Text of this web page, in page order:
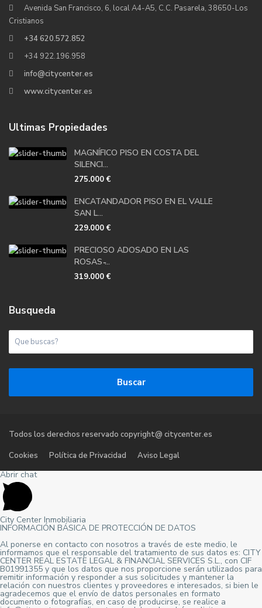
Avenida San Francisco, 6, local A4-A5, C.C. Pasarela, 38650-Los
Cristianos
+34 620.572.852
+34 922.196.958
info@citycenter.es
www.citycenter.es
Ultimas Propiedades
MAGNÍFICO PISO EN COSTA DEL
SILENCI...
275.000 €
ENCATANDADOR PISO EN EL VALLE
SAN L...
229.000 €
PRECIOSO ADOSADO EN LAS
ROSAS ̵...
319.000 €
Busqueda
Buscar
Todos los derechos reservado copyright@ citycenter.es
Cookies
Política de Privacidad Aviso Legal
Abrir chat
City Center Inmobiliaria
INFORMACIÓN BÁSICA DE PROTECCIÓN DE DATOS
Al ponerse en contacto con nosotros a través de este medio, le
informamos que el responsable del tratamiento de sus datos es: CITY
CENTER REAL ESTATE LEGAL & FINANCIAL SERVICES S.L., con CIF
B01991355 y que los datos que nos proporcione serán utilizados para
remitir información y responder a sus solicitudes y mantener la
relación con nuestros clientes y proveedores e interesados, si bien le
agradecemos que el envío de datos personales en formato
documento o fotografías, en caso de producirse, se realice a